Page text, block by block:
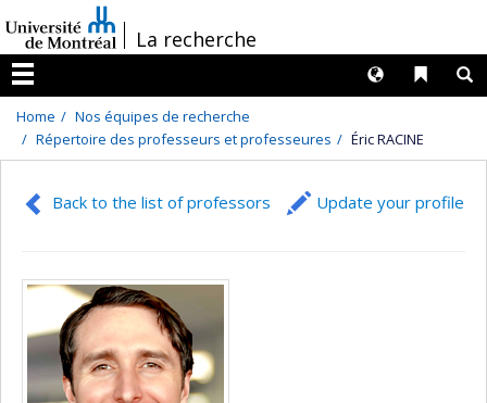
au
contenu
/La recherche
Menu
Liens
Langues
Home
Nos équipes de recherche
Répertoire des professeurs et professeures
Éric RACINE
Back to the list of professors Update your profile